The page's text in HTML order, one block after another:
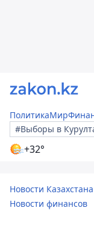
ПолитикаМир
#Выборы в
+32°
Новости
Новости финансов